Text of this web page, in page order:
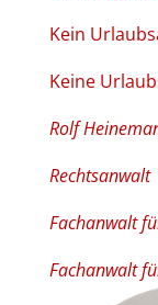
Kein
Keine
Rolf
Rechtsanwalt
Fachanwalt
Fachanwalt